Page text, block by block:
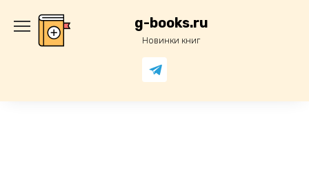
содержанию
g-books.ru
Новинки книг